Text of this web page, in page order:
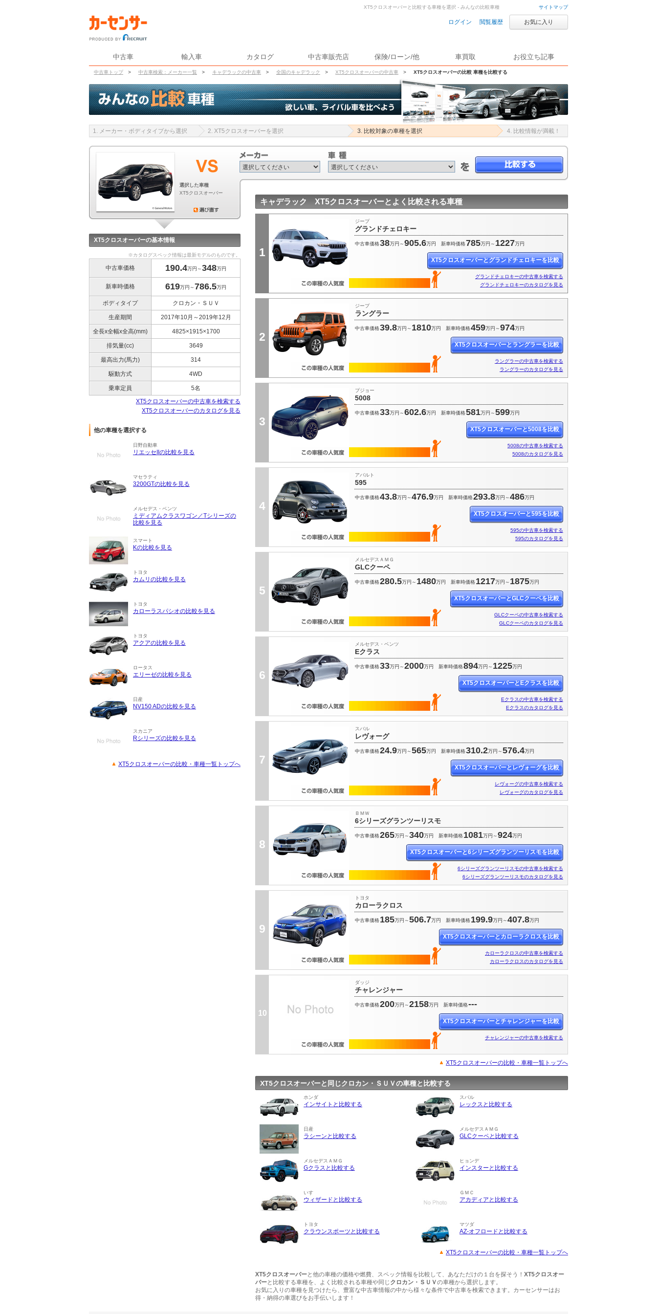
サイトマップ
ログイン 閲覧履歴 お気に入り
中古車 輸入車 カタログ 中古車販売店 保険/ローン/他 車買取 お役立ち記事
中古車トップ > 中古車検索：メーカー一覧 > キャデラックの中古車 > 全国のキャデラック > XT5クロスオーバーの中古車 > XT5クロスオーバーの比較 車種を比較する
XT5クロスオーバーと比較する車種を選択 - みんなの比較車種
1. メーカー・ボディタイプから選択 2. XT5クロスオーバーを選択 3. 比較対象の車種を選択 4. 比較情報が満載！
選択した車種
XT5クロスオーバー
XT5クロスオーバーの基本情報
※カタログスペック情報は最新モデルのものです。
中古車価格 190.4万円～348万円
新車時価格 619万円～786.5万円
ボディタイプ クロカン・ＳＵＶ
生産期間 2017年10月～2019年12月
全長x全幅x全高(mm) 4825×1915×1700
排気量(cc) 3649
最高出力(馬力) 314
駆動方式 4WD
乗車定員
5名
XT5クロスオーバーの中古車を検索する
XT5クロスオーバーのカタログを見る
他の車種を選択する
日野自動車
リエッセIIの比較を見る
マセラティ
3200GTの比較を見る
メルセデス・ベンツ
ミディアムクラスワゴン／Tシリーズの
比較を見る
スマート
Kの比較を見る
トヨタ
カムリの比較を見る
トヨタ
カローラスパシオの比較を見る
トヨタ
アクアの比較を見る
ロータス
エリーゼの比較を見る
日産
NV150 ADの比較を見る
スカニア
Rシリーズの比較を見る
XT5クロスオーバーの比較・車種一覧トップへ
キャデラック XT5クロスオーバーとよく比較される車種
1
グランドチェロキー
ジープ
中古車価格38万円～905.6万円 新車時価格785万円～ 1227万円
XT5クロスオーバーとグランドチェロキーを比較
グランドチェロキーの中古車を検索する
グランドチェロキーのカタログを見る
2
ラングラー
ジープ
中古車価格39.8万円～ 1810万円 新車時価格459万円～974万円
XT5クロスオーバーとラングラーを比較
ラングラーの中古車を検索する
ラングラーのカタログを見る
3
5008
プジョー
中古車価格33万円～602.6万円 新車時価格581万円～599万円
XT5クロスオーバーと5008を比較
5008の中古車を検索する
5008のカタログを見る
4
595
アバルト
中古車価格43.8万円～476.9万円 新車時価格293.8万円～486万円
XT5クロスオーバーと595を比較
595の中古車を検索する
595のカタログを見る
5
GLCクーペ
メルセデスＡＭＧ
中古車価格280.5万円～ 1480万円 新車時価格1217万円～ 1875万円
XT5クロスオーバーとGLCクーペを比較
GLCクーペの中古車を検索する
GLCクーペのカタログを見る
6
Eクラス
メルセデス・ベンツ
中古車価格33万円～2000万円 新車時価格894万円～ 1225万円
XT5クロスオーバーとEクラスを比較
Eクラスの中古車を検索する
Eクラスのカタログを見る
7
レヴォーグ
スバル
中古車価格24.9万円～565万円 新車時価格310.2万円～576.4万円
XT5クロスオーバーとレヴォーグを比較
レヴォーグの中古車を検索する
レヴォーグのカタログを見る
8
6シリーズグランツーリスモ
ＢＭＷ
中古車価格265万円～340万円 新車時価格1081万円～924万円
XT5クロスオーバーと6シリーズグランツーリスモを比較
6シリーズグランツーリスモの中古車を検索する
6シリーズグランツーリスモのカタログを見る
9
カローラクロス
トヨタ
中古車価格185万円～506.7万円 新車時価格199.9万円～407.8万円
XT5クロスオーバーとカローラクロスを比較
カローラクロスの中古車を検索する
カローラクロスのカタログを見る
10
チャレンジャー
ダッジ
中古車価格200万円～2158万円 新車時価格---
XT5クロスオーバーとチャレンジャーを比較
チャレンジャーの中古車を検索する
XT5クロスオーバーの比較・車種一覧トップへ
XT5クロスオーバーと同じクロカン・ＳＵＶの車種と比較する
ホンダ
インサイトと比較する
スバル
レックスと比較する
日産
ラシーンと比較する
メルセデスＡＭＧ
GLCクーペと比較する
メルセデスＡＭＧ
Gクラスと比較する
ヒョンデ
インスターと比較する
いすゞ
ウィザードと比較する
ＧＭＣ
アカディアと比較する
トヨタ
クラウンスポーツと比較する
マツダ
AZ-オフロードと比較する
XT5クロスオーバーの比較・車種一覧トップへ
XT5クロスオーバーと他の車種の価格や燃費、スペック情報を比較して、あなただけの１台を探そう！ XT5クロスオー
バーと比較する車種を、よく比較される車種や同じ クロカン・ＳＵＶの車種から選択します。
お気に入りの車種を見つけたら、豊富な中古車情報の中から様々な条件で中古車を検索できます。カーセンサーはお
得・納得の車選びをお手伝いします！